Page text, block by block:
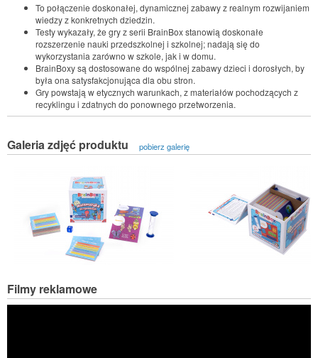
To połączenie doskonałej, dynamicznej zabawy z realnym rozwijaniem
wiedzy z konkretnych dziedzin.
Testy wykazały, że gry z serii BrainBox stanowią doskonałe
rozszerzenie nauki przedszkolnej i szkolnej; nadają się do
wykorzystania zarówno w szkole, jak i w domu.
BrainBoxy są dostosowane do wspólnej zabawy dzieci i dorosłych, by
była ona satysfakcjonująca dla obu stron.
Gry powstają w etycznych warunkach, z materiałów pochodzących z
recyklingu i zdatnych do ponownego przetworzenia.
Galeria zdjęć produktu pobierz galerię
Filmy reklamowe